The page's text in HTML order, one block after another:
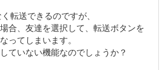
転送できるのですが、
合、友達を選択して、転送ボタンを
ってしまいます。
ていない機能なのでしょうか？